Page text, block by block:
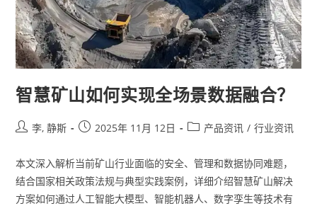
智慧矿山如何实现全场景数据融合？
李, 静斯 2025年 11月 12日 产品资讯 / 行业资讯
本文深入解析当前矿山行业面临的安全、管理和数据协同难题，
结合国家相关政策法规与典型实践案例，详细介绍智慧矿山解决
方案如何通过人工智能大模型、智能机器人、数字孪生等技术有